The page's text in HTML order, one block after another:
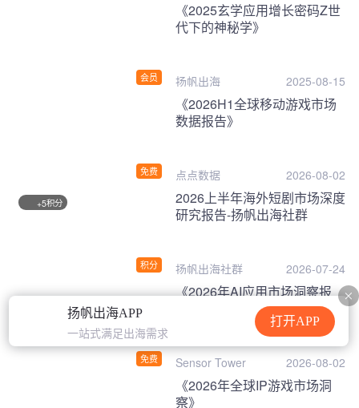
扬帆出海APP
一站式满足出海需求
打开APP
会员
《2025玄学应用增长密码Z世
代下的神秘学》
扬帆出海 2025-08-15
免费
《2026H1全球移动游戏市场
数据报告》
点点数据 2026-08-02
+5积分
积分
2026上半年海外短剧市场深度
研究报告-扬帆出海社群
扬帆出海社群 2026-07-24
免费
《2026年AI应用市场洞察报
Sensor Tower 2026-08-02
《2026年全球IP游戏市场洞
察》